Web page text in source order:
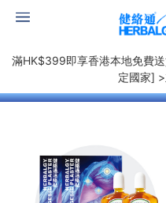
滿HK$399即享香港本地免費
定國家]